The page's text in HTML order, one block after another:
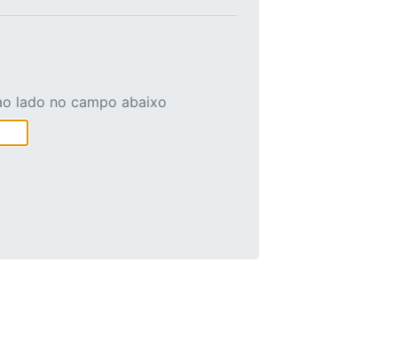
lado no campo abaixo